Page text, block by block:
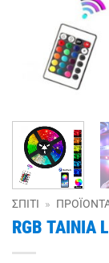
ΣΠΊΤΙ »
RGB ΤΑΙΝΙΑ